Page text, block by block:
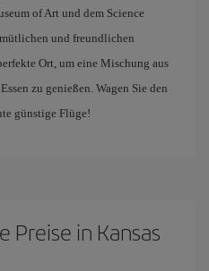
of Art und dem Science
und freundlichen
Ort, um eine Mischung aus
zu genießen. Wagen Sie den
günstige Flüge!
Preise in Kansas